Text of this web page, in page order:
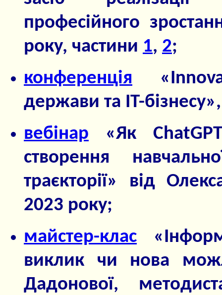
професійного
року, частини 1, 2;
конференція
держави та ІТ-
вебінар «Як
створення
траєкторії» від
2023 року;
майстер-клас
виклик чи нова
Дадонової,